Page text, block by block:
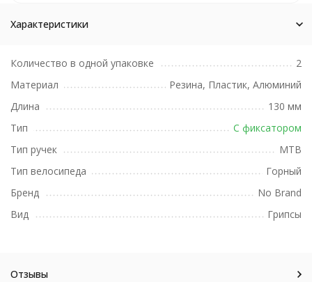
Характеристики
Количество в одной упаковке
2
Материал
Резина, Пластик, Алюминий
Длина
130 мм
Тип
С фиксатором
Тип ручек
MTB
Тип велосипеда
Горный
Бренд
No Brand
Вид
Грипсы
Отзывы